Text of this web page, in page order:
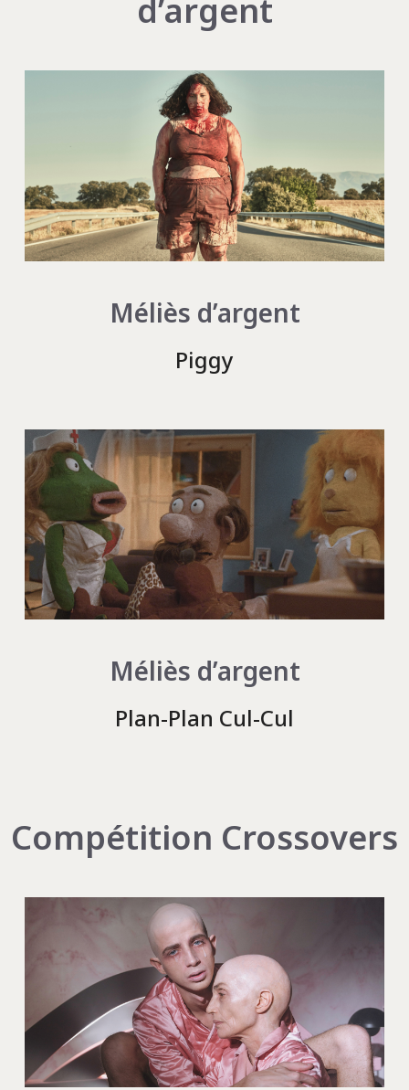
d’argent
Méliès d’argent
Piggy
Méliès d’argent
Plan-Plan Cul-Cul
Compétition Crossovers